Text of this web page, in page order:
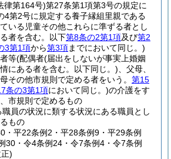
律第164号)第27条第1項第3号の規定に
4第2号に規定する養子縁組里親である
いる児童その他これらに準ずる者とし
者を含む。以下第8条の2第1項及び第2
3第1項から第3項までにおいて同じ。)
等(配偶者(届出をしないが事実上婚姻
にある者を含む。以下同じ。) 、父母、
その他市規則で定める者をいう。 第15
条の3第1項において同じ。)の介護をす
市規則で定めるもの
職員の状況に類する状況にある職員とし
もの
・平22条例2・平28条例9・平29条例
30・令4条例24・令7条例4・令7条例
)